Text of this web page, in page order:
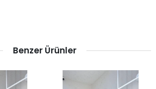
Benzer Ürünler